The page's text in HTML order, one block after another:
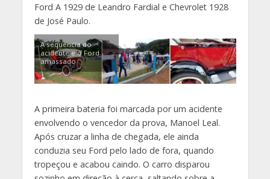
Ford A 1929 de Leandro Fardial e Chevrolet 1928
de José Paulo.
A sequencia do
acidente e o Ford
amassado
A primeira bateria foi marcada por um acidente
envolvendo o vencedor da prova, Manoel Leal.
Após cruzar a linha de chegada, ele ainda
conduzia seu Ford pelo lado de fora, quando
tropeçou e acabou caindo. O carro disparou